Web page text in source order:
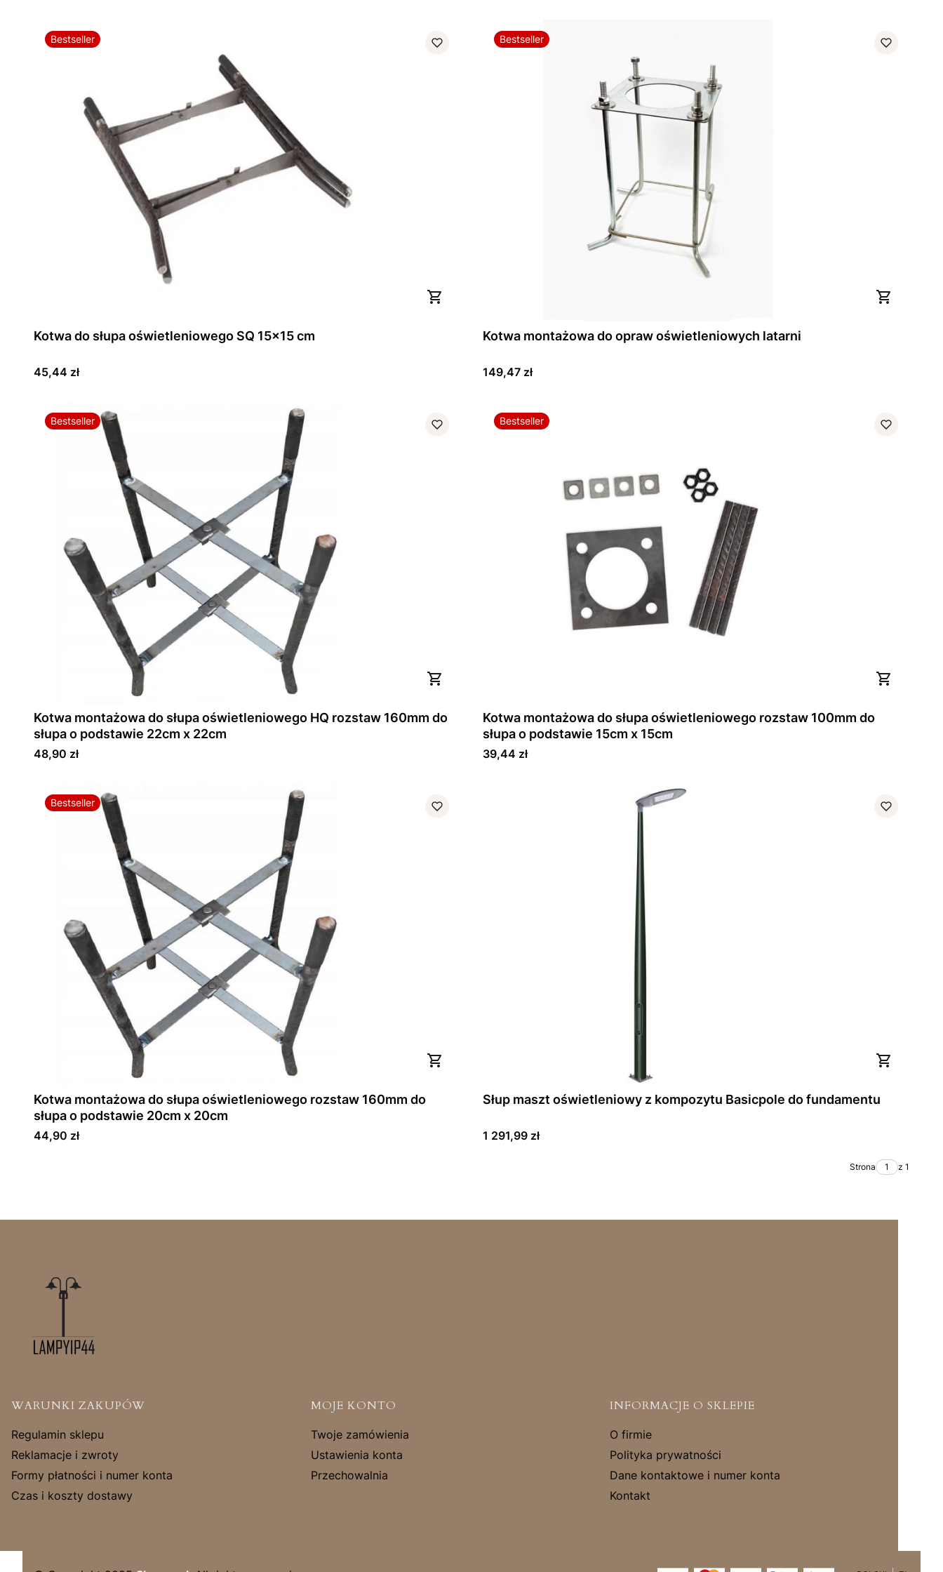
Bestseller
Kotwa do słupa oświetleniowego SQ 15x15 cm
Cena
45,44 zł
Bestseller
Kotwa montażowa do opraw oświetleniowych latarni
Cena
149,47 zł
Bestseller
Kotwa montażowa do słupa oświetleniowego HQ rozstaw 160mm do
słupa o podstawie 22cm x 22cm
Cena
48,90 zł
Bestseller
Kotwa montażowa do słupa oświetleniowego rozstaw 100mm do
słupa o podstawie 15cm x 15cm
Cena
39,44 zł
Bestseller
Kotwa montażowa do słupa oświetleniowego rozstaw 160mm do
słupa o podstawie 20cm x 20cm
Cena
44,90 zł
Słup maszt oświetleniowy z kompozytu Basicpole do fundamentu
Cena
1 291,99 zł
Strona z 1
Linki w stopce
WARUNKI ZAKUPÓW
Regulamin sklepu
Reklamacje i zwroty
Formy płatności i numer konta
Czas i koszty dostawy
MOJE KONTO
Twoje zamówienia
Ustawienia konta
Przechowalnia
INFORMACJE O SKLEPIE
O firmie
Polityka prywatności
Dane kontaktowe i numer konta
Kontakt